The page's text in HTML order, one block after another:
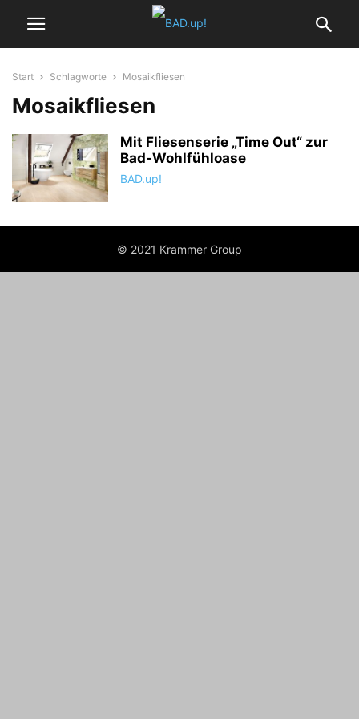
Start Schlagworte Mosaikfliesen
Mosaikfliesen
Mit Fliesenserie „Time Out“ zur
Bad-Wohlfühloase
BAD.up!
© 2021 Krammer Group